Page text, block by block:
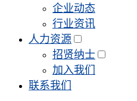
企业动态
行业资讯
人力资源
招贤纳士
加入我们
联系我们